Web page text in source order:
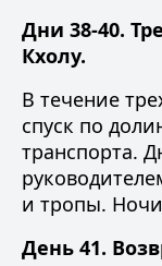
Дни 38-40.
Кхолу.
В течение
спуск по
транспорта.
и тропы.
День 41.